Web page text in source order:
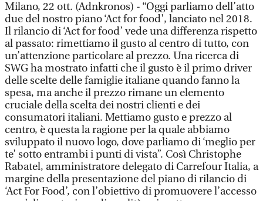
Milano, 22 ott. (Adnkronos) - “Oggi parliamo dell’atto
due del nostro piano ‘Act for food', lanciato nel 2018.
Il rilancio di ‘Act for food’ vede una differenza rispetto
al passato: rimettiamo il gusto al centro di tutto, con
un’attenzione particolare al prezzo. Una ricerca di
SWG ha mostrato infatti che il gusto è il primo driver
delle scelte delle famiglie italiane quando fanno la
spesa, ma anche il prezzo rimane un elemento
cruciale della scelta dei nostri clienti e dei
consumatori italiani. Mettiamo gusto e prezzo al
centro, è questa la ragione per la quale abbiamo
sviluppato il nuovo logo, dove parliamo di ‘meglio per
te’ sotto entrambi i punti di vista”. Così Christophe
Rabatel, amministratore delegato di Carrefour Italia, a
margine della presentazione del piano di rilancio di
‘Act For Food’, con l’obiettivo di promuovere l’accesso